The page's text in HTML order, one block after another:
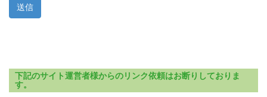
下記のサイト運営者様からのリンク依頼はお断りしておりま
す。